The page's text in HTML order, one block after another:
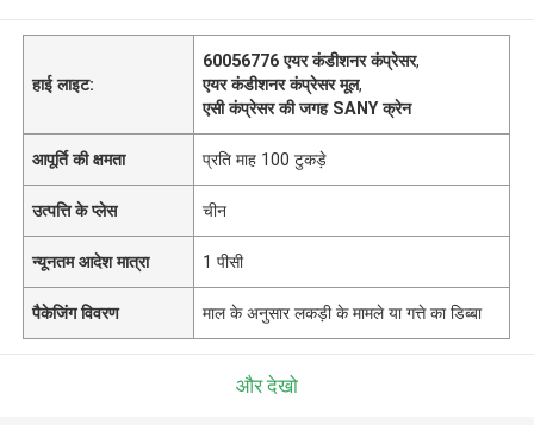
हाई लाइट:
60056776 एयर कंडीशनर कंप्रेसर,
एयर कंडीशनर कंप्रेसर मूल,
एसी कंप्रेसर की जगह SANY क्रेन
आपूर्ति की क्षमता प्रति माह 100 टुकड़े
उत्पत्ति के प्लेस चीन
न्यूनतम आदेश मात्रा 1 पीसी
पैकेजिंग विवरण माल के अनुसार लकड़ी के मामले या गत्ते का डिब्बा
और देखो